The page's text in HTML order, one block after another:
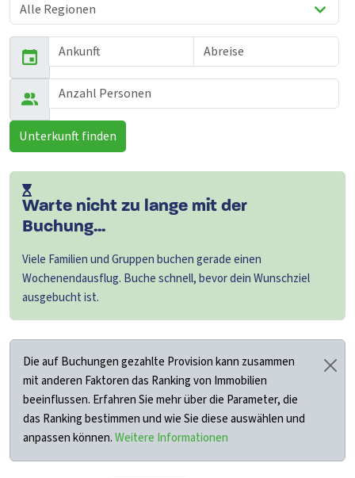
Unterkunft finden
Warte nicht zu lange mit der
Buchung...
Viele Familien und Gruppen buchen gerade einen
Wochenendausflug. Buche schnell, bevor dein Wunschziel
ausgebucht ist.
Die auf Buchungen gezahlte Provision kann zusammen
mit anderen Faktoren das Ranking von Immobilien
beeinflussen. Erfahren Sie mehr über die Parameter, die
das Ranking bestimmen und wie Sie diese auswählen und
anpassen können.Weitere Informationen